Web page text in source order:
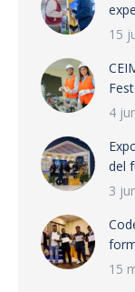
15
4
del
3
15